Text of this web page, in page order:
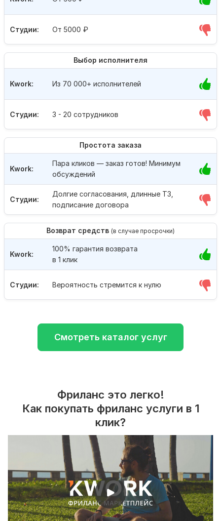
Студии: От 5000 ₽
Выбор исполнителя
Студии: 3 - 20 сотрудников
Kwork: Из 70 000+ исполнителей
Простота заказа
Студии:
Долгие согласования, длинные ТЗ,
подписание договора
Kwork:
Пара кликов — заказ готов! Минимум
обсуждений
Возврат средств (в случае просрочки)
Студии: Вероятность стремится к нулю
Kwork:
100% гарантия возврата
в 1 клик
Смотреть каталог услуг
Фриланс это легко!
Как покупать фриланс услуги в 1
клик?